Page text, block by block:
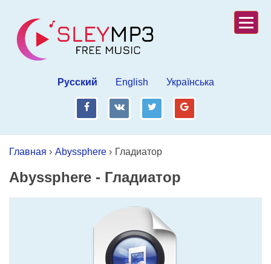
Русский English Українська
fb vk tw gp
Главная › Abyssphere › Гладиатор
Abyssphere - Гладиатор